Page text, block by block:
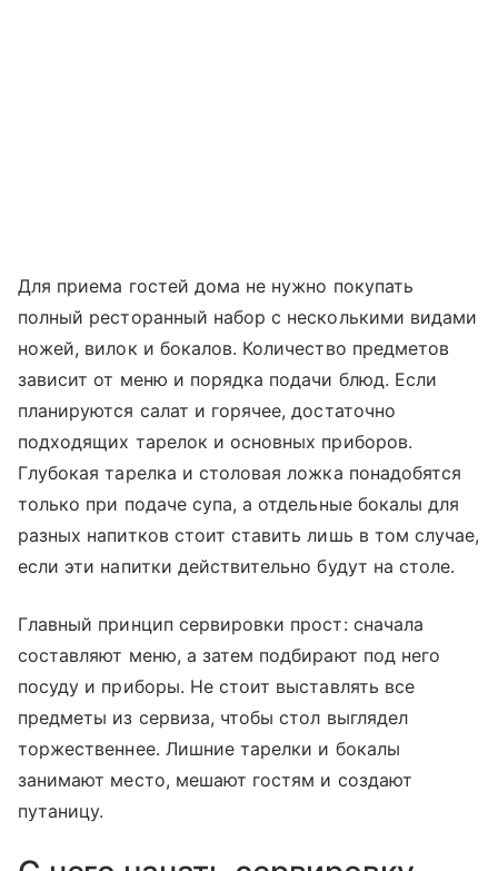
Для приема гостей дома не нужно покупать
полный ресторанный набор с несколькими видами
ножей, вилок и бокалов. Количество предметов
зависит от меню и порядка подачи блюд. Если
планируются салат и горячее, достаточно
подходящих тарелок и основных приборов.
Глубокая тарелка и столовая ложка понадобятся
только при подаче супа, а отдельные бокалы для
разных напитков стоит ставить лишь в том случае,
если эти напитки действительно будут на столе.
Главный принцип сервировки прост: сначала
составляют меню, а затем подбирают под него
посуду и приборы. Не стоит выставлять все
предметы из сервиза, чтобы стол выглядел
торжественнее. Лишние тарелки и бокалы
занимают место, мешают гостям и создают
путаницу.